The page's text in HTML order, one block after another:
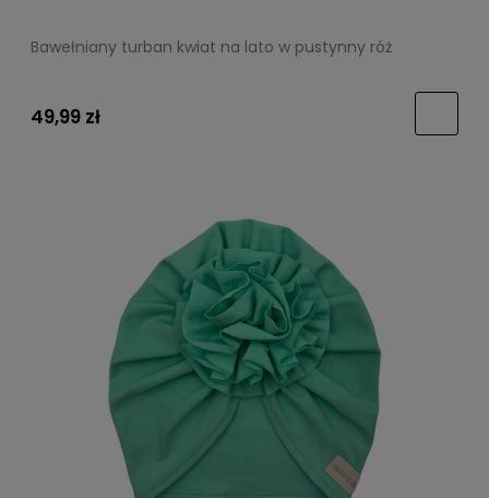
Bawełniany turban kwiat na lato w pustynny róż
49,99 zł